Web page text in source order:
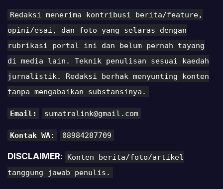
Redaksi menerima kontribusi berita/feature,
opini/esai, dan foto yang selaras dengan
rubrikasi portal ini dan belum pernah tayang
di media lain. Teknik penulisan sesuai kaedah
jurnalistik. Redaksi berhak menyunting konten
tanpa mengabaikan substansinya.
Email: sumatralink@gmail.com
Kontak WA: 08984287709
DISCLAIMER:
Konten berita/foto/artikel
tanggung jawab penulis.